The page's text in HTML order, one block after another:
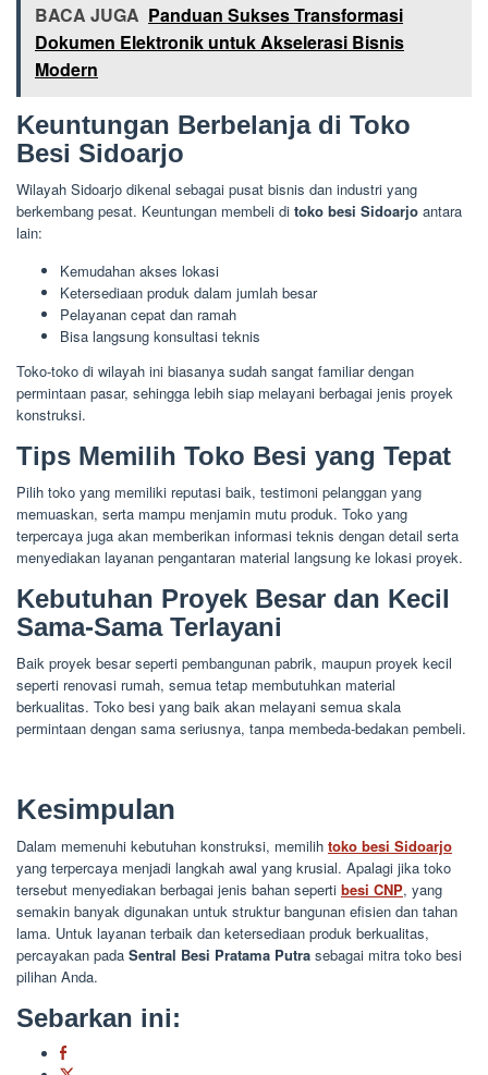
BACA JUGA Panduan Sukses Transformasi
Dokumen Elektronik untuk Akselerasi Bisnis
Modern
Keuntungan Berbelanja di Toko
Besi Sidoarjo
Wilayah Sidoarjo dikenal sebagai pusat bisnis dan industri yang
berkembang pesat. Keuntungan membeli di toko besi Sidoarjo antara
lain:
Kemudahan akses lokasi
Ketersediaan produk dalam jumlah besar
Pelayanan cepat dan ramah
Bisa langsung konsultasi teknis
Toko-toko di wilayah ini biasanya sudah sangat familiar dengan
permintaan pasar, sehingga lebih siap melayani berbagai jenis proyek
konstruksi.
Tips Memilih Toko Besi yang Tepat
Pilih toko yang memiliki reputasi baik, testimoni pelanggan yang
memuaskan, serta mampu menjamin mutu produk. Toko yang
terpercaya juga akan memberikan informasi teknis dengan detail serta
menyediakan layanan pengantaran material langsung ke lokasi proyek.
Kebutuhan Proyek Besar dan Kecil
Sama-Sama Terlayani
Baik proyek besar seperti pembangunan pabrik, maupun proyek kecil
seperti renovasi rumah, semua tetap membutuhkan material
berkualitas. Toko besi yang baik akan melayani semua skala
permintaan dengan sama seriusnya, tanpa membeda-bedakan pembeli.
Kesimpulan
Dalam memenuhi kebutuhan konstruksi, memilih toko besi Sidoarjo
yang terpercaya menjadi langkah awal yang krusial. Apalagi jika toko
tersebut menyediakan berbagai jenis bahan seperti besi CNP, yang
semakin banyak digunakan untuk struktur bangunan efisien dan tahan
lama. Untuk layanan terbaik dan ketersediaan produk berkualitas,
percayakan pada Sentral Besi Pratama Putra sebagai mitra toko besi
pilihan Anda.
Sebarkan ini: